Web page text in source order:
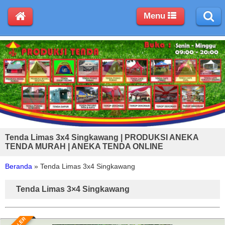
Tenda Limas 3x4 Singkawang | PRODUKSI ANEKA
TENDA MURAH | ANEKA TENDA ONLINE
Beranda » Tenda Limas 3x4 Singkawang
Tenda Limas 3×4 Singkawang
Menu